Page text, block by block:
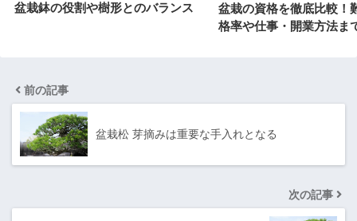
盆栽鉢の役割や樹形とのバランス
盆栽の資格を徹底比較！
格率や仕事・開業方法ま
前の記事
盆栽松 芽摘みは重要な手入れとなる
次の記事